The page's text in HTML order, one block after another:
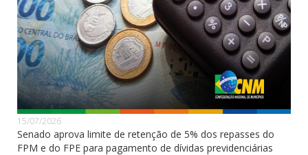
15/07/2026
Senado aprova limite de retenção de 5% dos repasses do
FPM e do FPE para pagamento de dívidas previdenciárias